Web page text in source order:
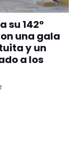
su 142°
una gala
y un
a los